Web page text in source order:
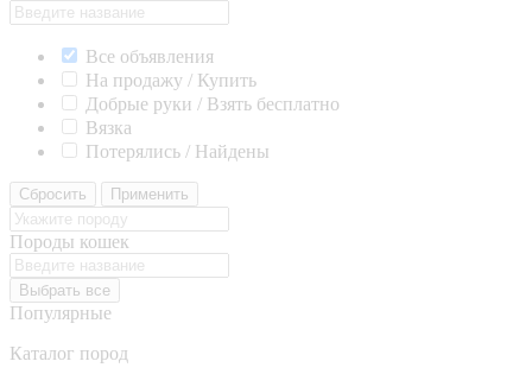
Все объявления
На продажу / Купить
Добрые руки / Взять бесплатно
Вязка
Потерялись / Найдены
Сбросить Применить
Породы кошек
Выбрать все
Популярные
Каталог пород